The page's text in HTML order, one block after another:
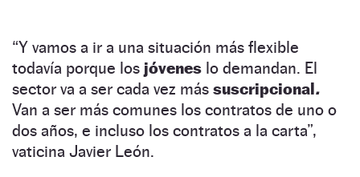
“Y vamos a ir a una situación más flexible
todavía porque los jóvenes lo demandan. El
sector va a ser cada vez más suscripcional.
Van a ser más comunes los contratos de uno o
dos años, e incluso los contratos a la carta”,
vaticina Javier León.